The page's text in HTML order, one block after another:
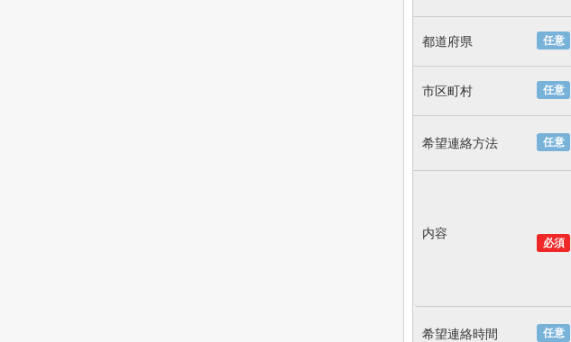
任意
都道府県
任意
市区町村
任意
希望連絡方法
必須
内容
任意
希望連絡時間